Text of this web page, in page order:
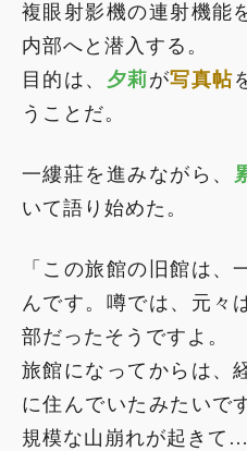
複眼射影機の連射機能
内部へと潜入する。
目的は、 夕莉が写真帖
うことだ。
一縷莊を進みながら、
いて語り始めた。
「この旅館の旧館は、
んです。噂では、元々
部だったそうですよ。
旅館になってからは、
に住んでいたみたいで
規模な山崩れが起きて